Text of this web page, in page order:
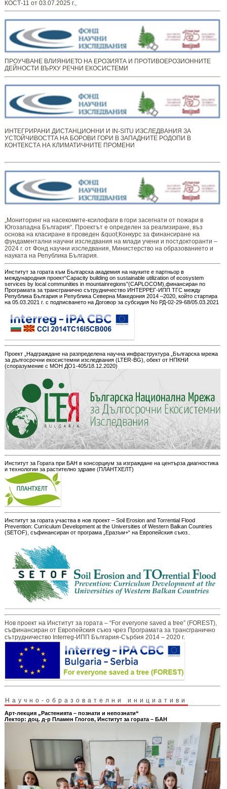
КОСТ-11 от 03.07.2025 г.,
ПРОУЧВАНЕ ВЛИЯНИЕТО НА ЕРОЗИЯТА И ПРОТИВОЕРОЗИОННИТЕ
ДЕЙНОСТИ ВЪРХУ РЕЧНИ ЕКОСИСТЕМИ
ИНТЕГРИРАНИ ДИСТАНЦИОННИ И IN-SITU ИЗСЛЕДВАНИЯ ЗА
УСТОЙЧИВОСТТА НА БОРОВИ ГОРИ В ЗАПАДНИТЕ РОДОПИ В
КОНТЕКСТА НА КЛИМАТИЧНИТЕ ПРОМЕНИ
„Мониторинг ​​​на ​​насекомите-ксилофаги в гори засегнати от пожари в
Югозападна България“. Проектът е определен за реализиране, въз
основа на класиране в проведен &quot;Конкурс за финансиране на
фундаментални научни изследвания на млади учени и постдокторанти –
2024 г. от Фонд научни изследвания, Министерство на образованието и
науката на Република България.
Институт за гората към Българска академия на науките е партньор в
международния проект“Capacity building on sustainable utilization of ecosystem
services by local communities in mountainregions”(CAPLOCOM),финансиран по
Програмата за трансгранично сътрудничество ИНТЕРРЕГ-ИПП ТГС между
Република България и Република Северна Македония 2014 –2020, който стартира
на 05.03.2021 г. с подписването на Договор за субсидия No РД-02-29-68/05.03.2021
Проект „Надграждане на разпределена научна инфраструктура „Българска мрежа
за дългосрочни екосистемни изследвания (LTER-BG), обект от НПКНИ
(споразумение с МОН ДО1-405/18.12.2020)
Институт за Гората при БАН в консорциум за изграждане на центърза диагностика
и технологии за растително здраве (ПЛАНТХЕЛТ)
Институт за гората участва в нов проект – Soil Erosion and Torrential Flood
Prevention: Curriculum Development at the Universities of Western Balkan Countries
(SETOF), съфинансиран от програма „Еразъм+“ на Европейския съюз..
Нов проект на Институт за гората – “For everyone saved a tree” (FOREST),
съфинансиран от Европейския съюз чрез Програмата за трансгранично
сътрудничество Interreg-ИПП България-Сърбия 2014 – 2020 г.
Научно-образователни инициативи
Арт-лекция „Растенията – познати и непознати“
Лектор: доц. д-р Пламен Глогов, Институт за гората – БАН